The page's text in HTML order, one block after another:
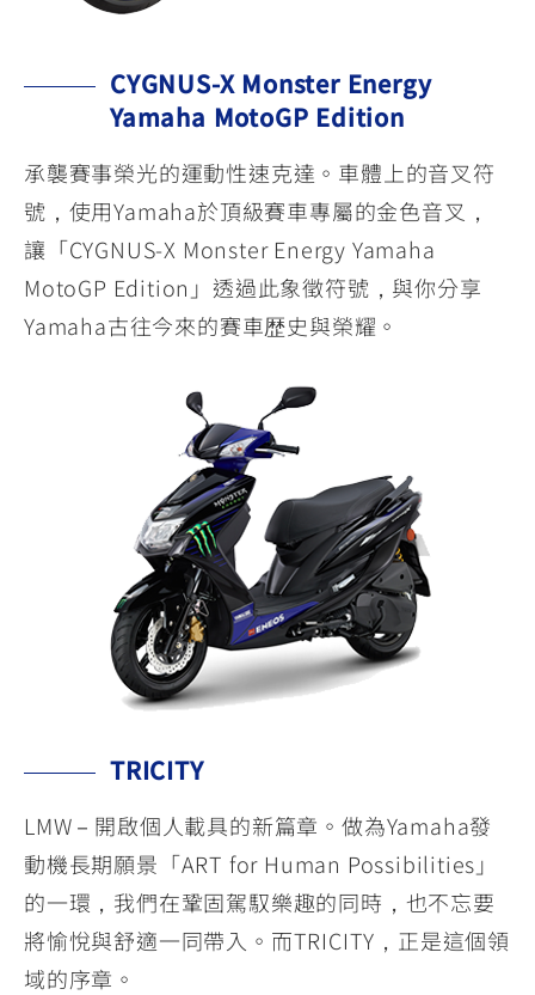
CYGNUS-X Monster Energy
Yamaha MotoGP Edition
承襲賽事榮光的運動性速克達。車體上的音叉符
號，使用Yamaha於頂級賽車專屬的金色音叉，
讓「CYGNUS-X Monster Energy Yamaha
MotoGP Edition」透過此象徵符號，與你分享
Yamaha古往今來的賽車歴史與榮耀。
TRICITY
LMW－開啟個人載具的新篇章。做為Yamaha發
動機長期願景「ART for Human Possibilities」
的一環，我們在鞏固駕馭樂趣的同時，也不忘要
將愉悅與舒適一同帶入。而TRICITY，正是這個領
域的序章。